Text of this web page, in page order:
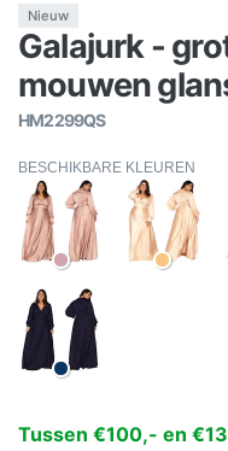
Nieuw
Galajurk -
mouwen
HM2299QS
BESCHIKBARE KLEUREN
Tussen €100,- en